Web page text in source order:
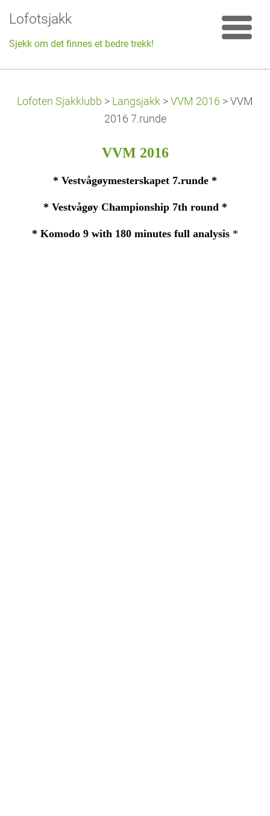
Lofotsjakk
Sjekk om det finnes et bedre trekk!
Lofoten Sjakklubb > Langsjakk > VVM 2016 > VVM
2016 7.runde
VVM 2016
* Vestvågøymesterskapet 7.runde *
* Vestvågøy Championship 7th round *
* Komodo 9 with 180 minutes full analysis *